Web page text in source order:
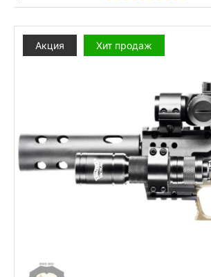
Акция Хит продаж